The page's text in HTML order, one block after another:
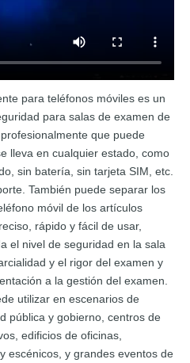
para teléfonos móviles es un
para salas de examen de
que puede
lleva en cualquier estado, como
sin batería, sin tarjeta SIM, etc.
También puede separar los
móvil de los artículos
rápido y fácil de usar,
el nivel de seguridad en la sala
y el rigor del examen y
a la gestión del examen.
utilizar en escenarios de
pública y gobierno, centros de
edificios de oficinas,
escénicos, y grandes eventos de